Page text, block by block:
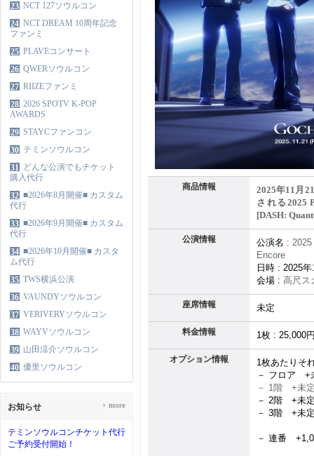
23 NCT 127ソウルコン
24 NCT DREAM 10周年記念
ファンミ
25 PLAVEコンサート
26 QWERソウルコン
27 RIIZEファンミ
28 2026 SPOTV K-POP
AWARDS
29 STAYCファンコン
30 テミンソウルコン
31 どんな公演でもチケット
購入代行
32 ■2026年8月開催■ カスタム
代行
33 ■2026年9月開催■ カスタム
代行
34 ■2026年10月開催■ カスタ
ム代行
35 TWS横浜公演
36 VAUNDYソウルコン
37 VERIVERYソウルコン
38 WAYVソウルコン
39 山田涼介ソウルコン
40 優里ソウルコン
お知らせ
テミンソウルコンチケット代行
ご予約受付開始！
› more
商品情報
2025年11月
される2025
[DASH:
公演情報 公演名 :
Encore
日時 : 2025年
会場 : 高尺ス
座席情報 未定
料金情報 1枚 : 25,000
オプション情報 1枚あたりそ
－ フロア +
－ 1階 +未
－ 2階 +未
－ 3階 +未
－ 連番